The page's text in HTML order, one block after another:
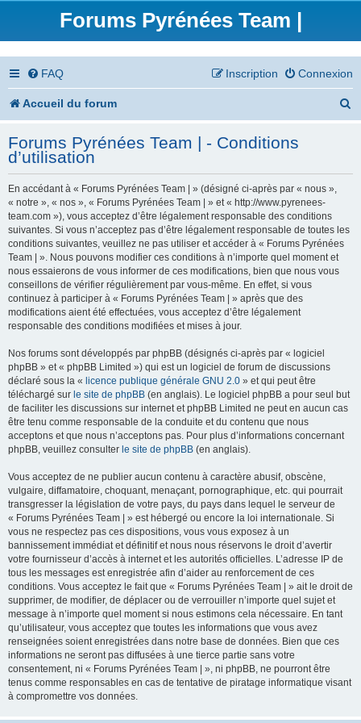
Forums Pyrénées Team |
FAQ Connexion
Inscription
Accueil du forum
h
Forums Pyrénées Team | - Conditions
d’utilisation
En accédant à « Forums Pyrénées Team | » (désigné ci-après par « nous »,
« notre », « nos », « Forums Pyrénées Team | » et « http://www.pyrenees-
team.com »), vous acceptez d’être légalement responsable des conditions
suivantes. Si vous n’acceptez pas d’être légalement responsable de toutes les
conditions suivantes, veuillez ne pas utiliser et accéder à « Forums Pyrénées
Team | ». Nous pouvons modifier ces conditions à n’importe quel moment et
nous essaierons de vous informer de ces modifications, bien que nous vous
conseillons de vérifier régulièrement par vous-même. En effet, si vous
continuez à participer à « Forums Pyrénées Team | » après que des
modifications aient été effectuées, vous acceptez d’être légalement
responsable des conditions modifiées et mises à jour.
Nos forums sont développés par phpBB (désignés ci-après par « logiciel
phpBB » et « phpBB Limited ») qui est un logiciel de forum de discussions
déclaré sous la « licence publique générale GNU 2.0 » et qui peut être
téléchargé sur le site de phpBB (en anglais). Le logiciel phpBB a pour seul but
de faciliter les discussions sur internet et phpBB Limited ne peut en aucun cas
être tenu comme responsable de la conduite et du contenu que nous
acceptons et que nous n’acceptons pas. Pour plus d’informations concernant
phpBB, veuillez consulter le site de phpBB (en anglais).
Vous acceptez de ne publier aucun contenu à caractère abusif, obscène,
vulgaire, diffamatoire, choquant, menaçant, pornographique, etc. qui pourrait
transgresser la législation de votre pays, du pays dans lequel le serveur de
« Forums Pyrénées Team | » est hébergé ou encore la loi internationale. Si
vous ne respectez pas ces dispositions, vous vous exposez à un
bannissement immédiat et définitif et nous nous réservons le droit d’avertir
votre fournisseur d’accès à internet et les autorités officielles. L’adresse IP de
tous les messages est enregistrée afin d’aider au renforcement de ces
conditions. Vous acceptez le fait que « Forums Pyrénées Team | » ait le droit de
supprimer, de modifier, de déplacer ou de verrouiller n’importe quel sujet et
message à n’importe quel moment si nous estimons cela nécessaire. En tant
qu’utilisateur, vous acceptez que toutes les informations que vous avez
renseignées soient enregistrées dans notre base de données. Bien que ces
informations ne seront pas diffusées à une tierce partie sans votre
consentement, ni « Forums Pyrénées Team | », ni phpBB, ne pourront être
tenus comme responsables en cas de tentative de piratage informatique visant
à compromettre vos données.